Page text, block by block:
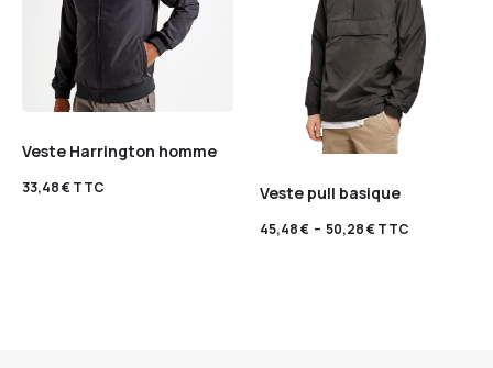
Veste Harrington homme
33,48€TTC Veste pull basique
45,48€ – 50,28€TTC